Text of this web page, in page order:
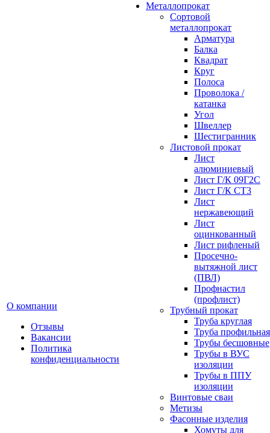
О компании
Отзывы
Вакансии
Политика
конфиденциальности
Металлопрокат
Сортовой
металлопрокат
Арматура
Балка
Квадрат
Круг
Полоса
Проволока /
катанка
Угол
Швеллер
Шестигранник
Листовой прокат
Лист
алюминиевый
Лист Г/К 09Г2С
Лист Г/К СТ3
Лист
нержавеющий
Лист
оцинкованный
Лист рифленый
Просечно-
вытяжной лист
(ПВЛ)
Профнастил
(профлист)
Трубный прокат
Труба круглая
Труба профильная
Трубы бесшовные
Трубы в ВУС
изоляции
Трубы в ППУ
изоляции
Винтовые сваи
Метизы
Фасонные изделия
Хомуты для